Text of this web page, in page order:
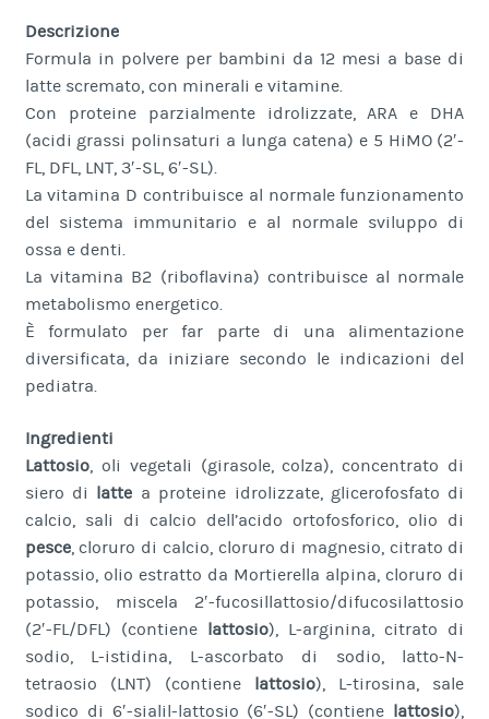
Descrizione
Formula in polvere per bambini da 12 mesi a base di
latte scremato, con minerali e vitamine.
Con proteine parzialmente idrolizzate, ARA e DHA
(acidi grassi polinsaturi a lunga catena) e 5 HiMO (2′-
FL, DFL, LNT, 3′-SL, 6′-SL).
La vitamina D contribuisce al normale funzionamento
del sistema immunitario e al normale sviluppo di
ossa e denti.
La vitamina B2 (riboflavina) contribuisce al normale
metabolismo energetico.
È formulato per far parte di una alimentazione
diversificata, da iniziare secondo le indicazioni del
pediatra.
Ingredienti
Lattosio, oli vegetali (girasole, colza), concentrato di
siero di latte a proteine idrolizzate, glicerofosfato di
calcio, sali di calcio dell’acido ortofosforico, olio di
pesce, cloruro di calcio, cloruro di magnesio, citrato di
potassio, olio estratto da Mortierella alpina, cloruro di
potassio, miscela 2′-fucosillattosio/difucosilattosio
(2′-FL/DFL) (contiene lattosio), L-arginina, citrato di
sodio, L-istidina, L-ascorbato di sodio, latto-N-
tetraosio (LNT) (contiene lattosio), L-tirosina, sale
sodico di 6′-sialil-lattosio (6′-SL) (contiene lattosio),